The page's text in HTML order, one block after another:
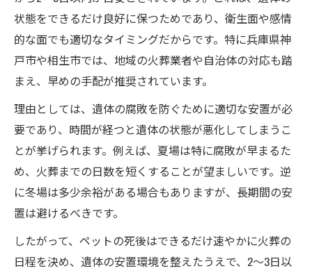
状態をできるだけ良好に保つためであり、衛生面や感情
的な面でも適切なタイミングだからです。特に兵庫県神
戸市や相生市では、地域の火葬業者や自治体の対応も踏
まえ、早めの手配が推奨されています。
理由としては、遺体の腐敗を防ぐために適切な安置が必
要であり、時間が経つと遺体の状態が悪化してしまうこ
とが挙げられます。例えば、夏場は特に腐敗が早まるた
め、火葬までの日数を短くすることが望ましいです。逆
に冬場は多少余裕がある場合もありますが、長期間の安
置は避けるべきです。
したがって、ペットの死後はできるだけ速やかに火葬の
日程を決め、遺体の安置環境を整えたうえで、2～3日以